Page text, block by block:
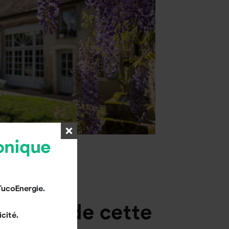
de cette